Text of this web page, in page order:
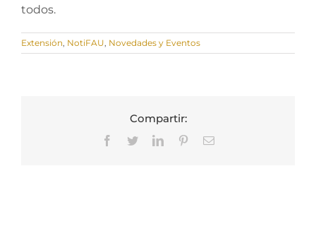
todos.
Extensión NotiFAU Novedades y Eventos
Compartir:
Facebook
TwitterLinkedInPinterestCorreo